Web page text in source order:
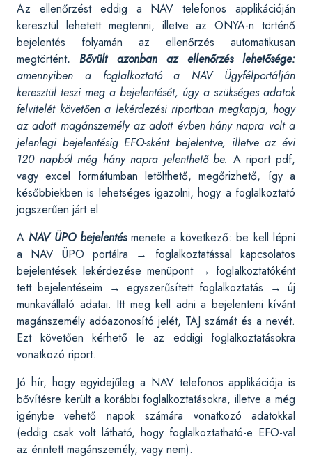
Az ellenőrzést eddig a NAV telefonos applikációján
keresztül lehetett megtenni, illetve az ONYA-n történő
bejelentés folyamán az ellenőrzés automatikusan
megtörtént. Bővült azonban az ellenőrzés lehetősége:
amennyiben a foglalkoztató a NAV Ügyfélportálján
keresztül teszi meg a bejelentését, úgy a szükséges adatok
felvitelét követően a lekérdezési riportban megkapja, hogy
az adott magánszemély az adott évben hány napra volt a
jelenlegi bejelentésig EFO-sként bejelentve, illetve az évi
120 napból még hány napra jelenthető be. A riport pdf,
vagy excel formátumban letölthető, megőrizhető, így a
későbbiekben is lehetséges igazolni, hogy a foglalkoztató
jogszerűen járt el.
ANAV ÜPO bejelentésmenete a következő: be kell lépni
a NAV ÜPO portálra → foglalkoztatással kapcsolatos
bejelentések lekérdezése menüpont → foglalkoztatóként
tett bejelentéseim → egyszerűsített foglalkoztatás → új
munkavállaló adatai. Itt meg kell adni a bejelenteni kívánt
magánszemély adóazonosító jelét, TAJ számát és a nevét.
Ezt követően kérhető le az eddigi foglalkoztatásokra
vonatkozó riport.
Jó hír, hogy egyidejűleg a NAV telefonos applikációja is
bővítésre került a korábbi foglalkoztatásokra, illetve a még
igénybe vehető napok számára vonatkozó adatokkal
(eddig csak volt látható, hogy foglalkoztatható-e EFO-val
az érintett magánszemély, vagy nem).